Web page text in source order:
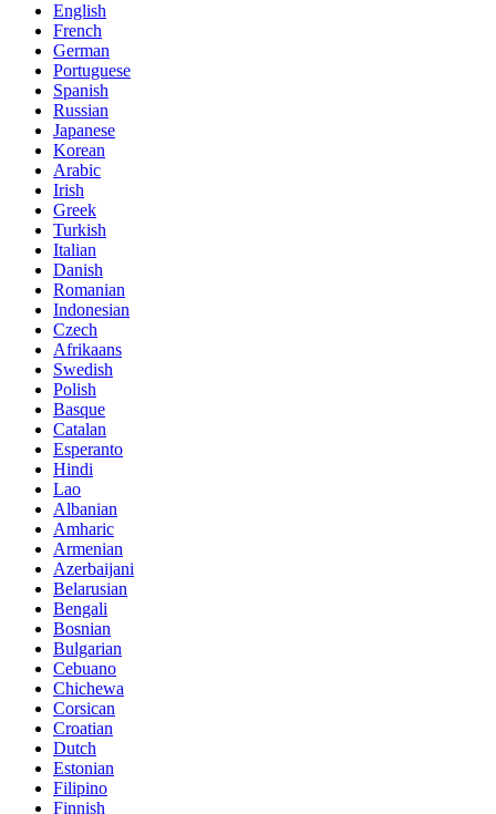
English
French
German
Portuguese
Spanish
Russian
Japanese
Korean
Arabic
Irish
Greek
Turkish
Italian
Danish
Romanian
Indonesian
Czech
Afrikaans
Swedish
Polish
Basque
Catalan
Esperanto
Hindi
Lao
Albanian
Amharic
Armenian
Azerbaijani
Belarusian
Bengali
Bosnian
Bulgarian
Cebuano
Chichewa
Corsican
Croatian
Dutch
Estonian
Filipino
Finnish